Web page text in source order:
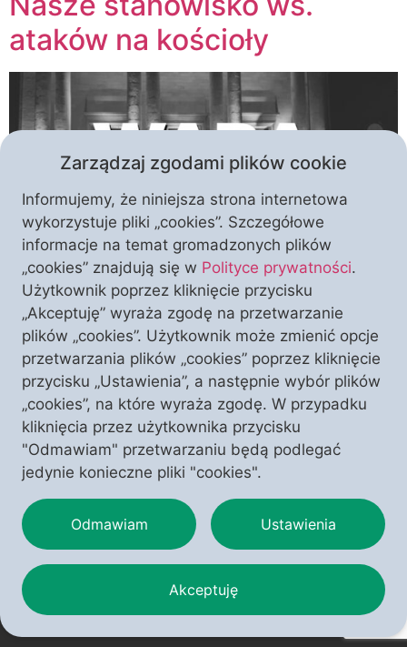
ataków na kościoły
W ostatnich dniach doszło w naszym kraju do
wystąpień o rewolucyjnym charakterze, w ramach
których na masową skalę wykorzystane zostały
liczne grupy młodzieży. Spójność haseł, przekazu
propagandowego i form działania, jasno wskazują,
że wypadki te zostały wcześniej przygotowane, a
następnie wyreżyserowane przez radykalne
organizacje lewicowe, wspierane przez wpływowe
lobby mające swoje ośrodki w Polsce i […]
Zarządzaj zgodami plików cookie
Informujemy, że niniejsza strona internetowa
wykorzystuje pliki „cookies”. Szczegółowe
informacje na temat gromadzonych plików
„cookies” znajdują się w Polityce prywatności.
Użytkownik poprzez kliknięcie przycisku
„Akceptuję” wyraża zgodę na przetwarzanie
plików „cookies”. Użytkownik może zmienić opcje
przetwarzania plików „cookies” poprzez kliknięcie
przycisku „Ustawienia”, a następnie wybór plików
„cookies”, na które wyraża zgodę. W przypadku
kliknięcia przez użytkownika przycisku
"Odmawiam" przetwarzaniu będą podlegać
jedynie konieczne pliki "cookies".
Odmawiam Ustawienia
Akceptuję